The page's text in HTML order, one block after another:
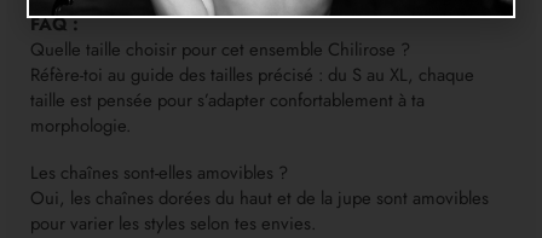
FAQ :
Quelle taille choisir pour cet ensemble Chilirose ?
Réfère-toi au guide des tailles précisé : du S au XL, chaque
taille est pensée pour s’adapter confortablement à ta
morphologie.
Les chaînes sont-elles amovibles ?
Oui, les chaînes dorées du haut et de la jupe sont amovibles
pour varier les styles selon tes envies.